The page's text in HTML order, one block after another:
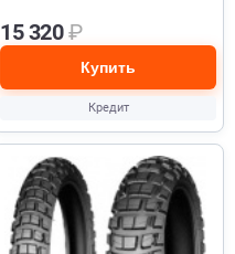
15 320₽
Купить
Кредит